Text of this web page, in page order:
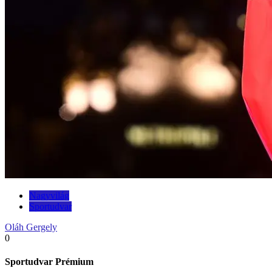
Nagyvilág
Sportudvar
Oláh Gergely
0
Sportudvar Prémium